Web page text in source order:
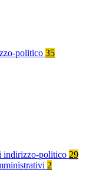
politico 35
indirizzo-politico 29
2